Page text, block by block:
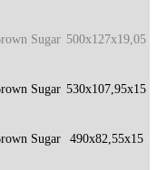
Sugar 500x127x19,05
Sugar 530x107,95x15
Sugar
490x82,55x15